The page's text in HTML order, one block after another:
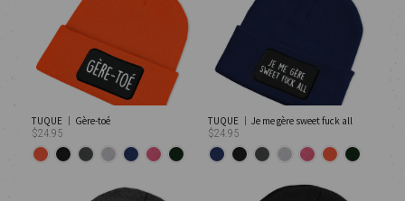
TUQUE │ Gère-toé
$24.95
TUQUE │ Je me gère sweet fuck all
$24.95